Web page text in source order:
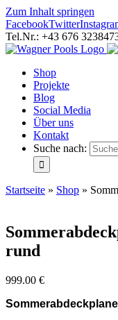
Zum Inhalt springen
FacebookTwitter
Tel.Nr.: +43 676
Shop
Projekte
Blog
Social Media
Über uns
Kontakt
Suche nach:
Startseite » Shop »
rund
999.00 €